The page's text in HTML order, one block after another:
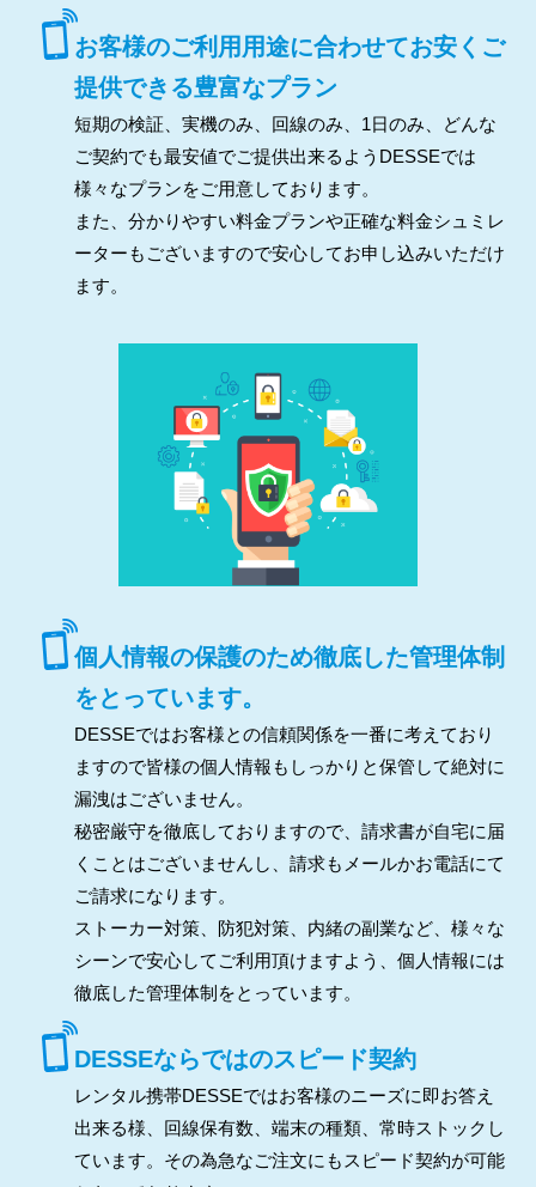
お客様のご利用用途に合わせてお安くご
提供できる豊富なプラン
短期の検証、実機のみ、回線のみ、1日のみ、どんな
ご契約でも最安値でご提供出来るようDESSEでは
様々なプランをご用意しております。
また、分かりやすい料金プランや正確な料金シュミレ
ーターもございますので安心してお申し込みいただけ
ます。
個人情報の保護のため徹底した管理体制
をとっています。
DESSEではお客様との信頼関係を一番に考えており
ますので皆様の個人情報もしっかりと保管して絶対に
漏洩はございません。
秘密厳守を徹底しておりますので、請求書が自宅に届
くことはございませんし、請求もメールかお電話にて
ご請求になります。
ストーカー対策、防犯対策、内緒の副業など、様々な
シーンで安心してご利用頂けますよう、個人情報には
徹底した管理体制をとっています。
DESSEならではのスピード契約
レンタル携帯DESSEではお客様のニーズに即お答え
出来る様、回線保有数、端末の種類、常時ストックし
ています。その為急なご注文にもスピード契約が可能